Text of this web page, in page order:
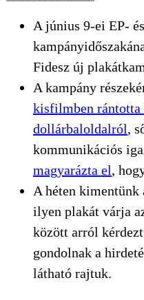
A június 9-ei EP-
Fidesz új
A kampány
kisfilmben rántotta
dollárbaloldalról,
kommunikációs
magyarázta el,
A héten kimentünk
ilyen plakát várja
között arról
gondolnak a
látható rajtuk.